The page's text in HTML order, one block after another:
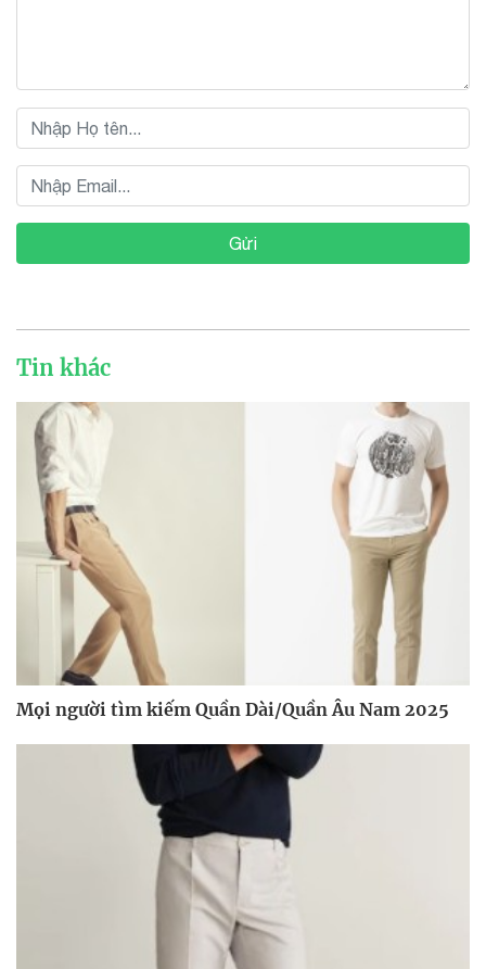
Gửi
Tin khác
Mọi người tìm kiếm Quần Dài/Quần Âu Nam 2025